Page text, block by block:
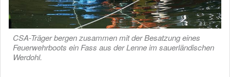
CSA-Träger bergen zusammen mit der Besatzung eines
Feuerwehrboots ein Fass aus der Lenne im sauerländischen
Werdohl.